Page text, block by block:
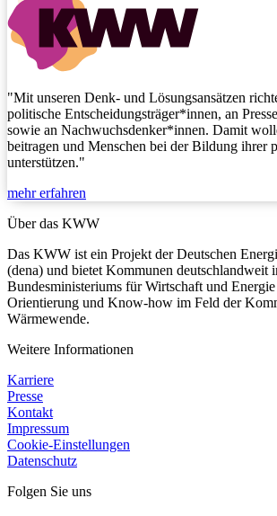
"Mit unseren Denk- und Lösungsansätzen
politische Entscheidungsträger*innen, an
sowie an Nachwuchsdenker*innen. Damit
beitragen und Menschen bei der Bildung ihrer
unterstützen."
mehr erfahren
Über das KWW
Das KWW ist ein Projekt der Deutschen
(dena) und bietet Kommunen deutschlandweit
Bundesministeriums für Wirtschaft und
Orientierung und Know-how im Feld der
Wärmewende.
Weitere Informationen
Karriere
Presse
Kontakt
Impressum
Cookie-Einstellungen
Datenschutz
Folgen Sie uns